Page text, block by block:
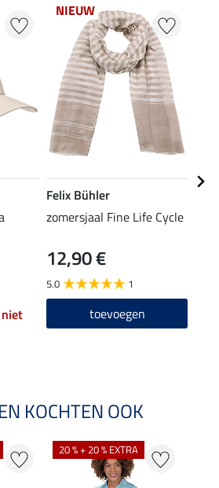
NIEUW
Felix Bühler
zomersjaal Fine Life Cycle
12,90 €
5.0 1
toevoegen
KOCHTEN OOK
20 % + 20 % EXTRA